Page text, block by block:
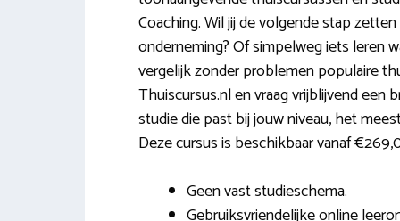
Coaching. Wil jij de volgende stap
onderneming? Of simpelweg iets leren
vergelijk zonder problemen populaire
Thuiscursus.nl en vraag vrijblijvend een
studie die past bij jouw niveau, het
Deze cursus is beschikbaar vanaf
Geen vast studieschema.
Gebruiksvriendelijke online